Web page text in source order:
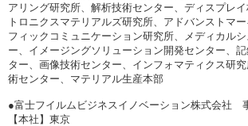
アリング研究所、解析技術センター、ディスプレ
トロニクスマテリアルズ研究所、アドバンストマ
フィックコミュニケーション研究所、メディカル
ー、イメージングソリューション開発センター、
ター、画像技術センター、インフォマティクス研
術センター、マテリアル生産本部
●富士フイルムビジネスイノベーション株式会社
【本社】東京